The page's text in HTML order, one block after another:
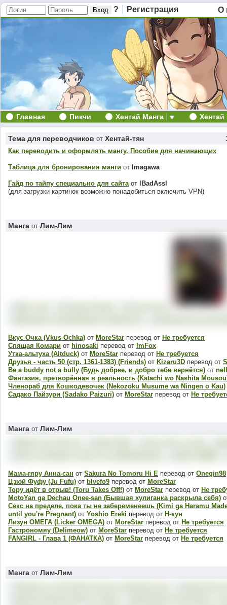
? Регистрация О
Главная Пикчи Хентай Манга
Тема для переводчиков от Хентай-тян
Как переводить и оформлять мангу. Пособие для начинающих
Таблица для бронирования манги от Imagawa
Гайд по тайпу специально для сайтаот
lBadAssl
(для загрузки картинок возможно понадобиться включить VPN)
Манга от Лим-Лим
Вкус Очка (Vkus Ochka) от MoreStar перевод от Не требуется
Спящая Комари от hinosaki перевод от ImFox
Утка-альтуха (Altduck) от MoreStar перевод от Не требуется
Друзья - часть 50 (стр. 1361-1383) (Friends) от Kizaru3D перевод от
Be a buddy not a bully (Будь добрее, и добро тебе вернётся) от
Фантазия, претворённая в реальность (Katachi wo Nashita
Членораб для Кошкодевочек (Nekozoku Musume wa Ningen o Kau)
Садако Пайзури (Sadako Paizuri) от MoreStar перевод от Не
Манга от Лим-Лим
Мама-гяру Анна-сан от Sakura No Tomoru Hi E перевод от Onegin98
Цзюй Фуфу (Ju Fufu) от blvefo9 перевод от MoreStar
Тору идёт в отрыв! (Toru Takes Off!) от MoreStar перевод от Не
MotoYan ga Dechau Onee-san (Бывшая хулиганка раскрыла себя)
Секс на пределе, пока ты не забеременеешь (Kimi ga Haramu
until you're Pregnant) от Yoshio Ereki перевод от H-кун
Лизун ОМЕГА (Licker OMEGA) от MoreStar перевод от Не требуется
Гастрономяу (Delimeow) от MoreStar перевод от Не требуется
FANGIRL - Глава 1 (ФАНАТКА) от MoreStar перевод от Не требуется
Манга от Лим-Лим